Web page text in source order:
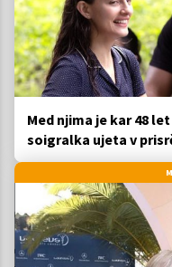
Med njima je kar 48
soigralka ujeta v